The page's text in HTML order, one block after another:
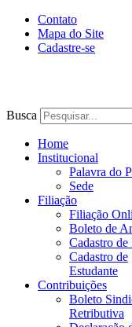
Contato
Mapa do Site
Cadastre-se
Busca
Home
Institucional
Palavra do
Sede
Filiação
Filiação
Boleto de
Cadastro
Cadastro de
Estudante
Contribuições
Boleto
Retributiva